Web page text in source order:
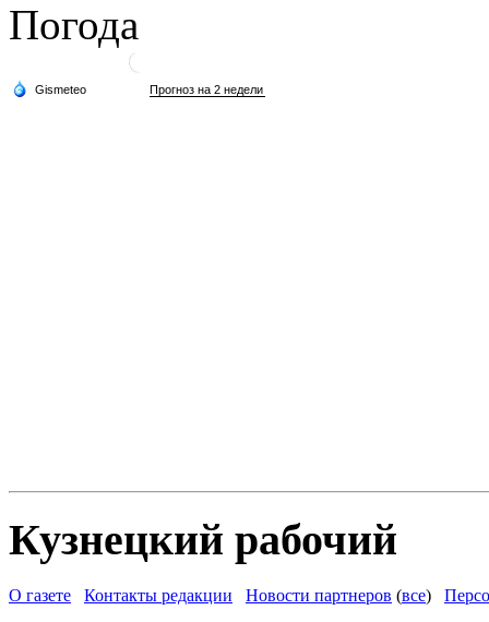
Погода
Кузнецкий рабочий
О газете Контакты редакции Новости партнеров (все)